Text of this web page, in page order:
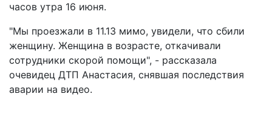
часов утра 16 июня.
"Мы проезжали в 11.13 мимо, увидели, что сбили
женщину. Женщина в возрасте, откачивали
сотрудники скорой помощи", - рассказала
очевидец ДТП Анастасия, снявшая последствия
аварии на видео.